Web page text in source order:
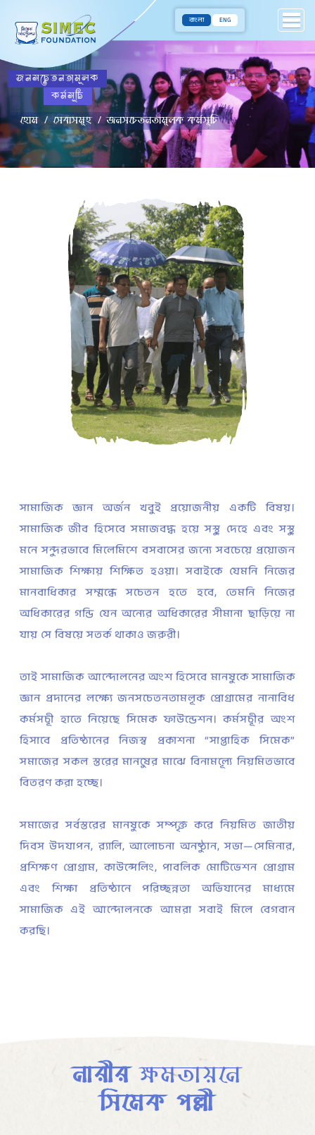
বাংলা ENG
জনসচেতনতামূলক
কর্মসূচি
হোম সেবাসমূহ জনসচেতনতামূলক কর্মসূচি
সামাজিক জ্ঞান অর্জন খুবই প্রয়োজনীয় একটি বিষয়।
সামাজিক জীব হিসেবে সমাজবদ্ধ হয়ে সুস্থ দেহে এবং সুস্থ
মনে সুন্দরভাবে মিলেমিশে বসবাসের জন্যে সবচেয়ে প্রয়োজন
সামাজিক শিক্ষায় শিক্ষিত হওয়া। সবাইকে যেমনি নিজের
মানবাধিকার সম্মন্ধে সচেতন হতে হবে, তেমনি নিজের
অধিকারের গন্ডি যেন অন্যের অধিকারের সীমানা ছাড়িয়ে না
যায় সে বিষয়ে সতর্ক থাকাও জরুরী।
তাই সামাজিক আন্দোলনের অংশ হিসেবে মানুষকে সামাজিক
জ্ঞান প্রদানের লক্ষ্যে জনসচেতনতামূলক প্রোগ্রামের নানাবিধ
কর্মসূচী হাতে নিয়েছে সিমেক ফাউন্ডেশন। কর্মসূচীর অংশ
হিসাবে প্রতিষ্ঠানের নিজস্ব প্রকাশনা “সাপ্তাহিক সিমেক”
সমাজের সকল স্তরের মানুষের মাঝে বিনামূল্যে নিয়মিতভাবে
বিতরণ করা হচ্ছে।
সমাজের সর্বস্তরের মানুষকে সম্পৃক্ত করে নিয়মিত জাতীয়
দিবস উদযাপন, র‌্যালি, আলোচনা অনুষ্ঠান, সভা—সেমিনার,
প্রশিক্ষণ প্রোগ্রাম, কাউন্সেলিং, পাবলিক মোটিভেশন প্রোগ্রাম
এবং শিক্ষা প্রতিষ্ঠানে পরিচ্ছন্নতা অভিযানের মাধ্যমে
সামাজিক এই আন্দোলনকে আমরা সবাই মিলে বেগবান
করছি।
নারীর ক্ষমতায়নে
সিমেক পল্লী